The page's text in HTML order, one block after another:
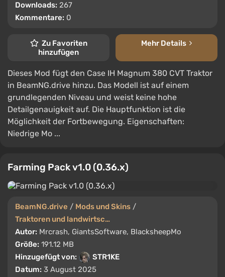
Downloads: 267
Kommentare: 0
Zu Favoriten
hinzufügen
Mehr Details
Dieses Mod fügt den Case IH Magnum 380 CVT Traktor
in BeamNG.drive hinzu. Das Modell ist auf einem
grundlegenden Niveau und weist keine hohe
Detailgenauigkeit auf. Die Hauptfunktion ist die
Möglichkeit der Fortbewegung. Eigenschaften:
Niedrige Mo ...
Farming Pack v1.0 (0.36.x)
BeamNG.drive / Mods und Skins /
Traktoren und landwirtschaftliche Maschinen
Autor: Mrcrash, GiantsSoftware, BlacksheepMo
Größe: 191.12 MB
Hinzugefügt von:
STR1KE
Datum: 3 August 2025